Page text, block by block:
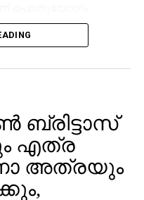
നിയമവിരുദ്ധമായി
ഉദ്യോ​
നിരവധി പേര്‍
രണ്ടുമാസത്തെ
പുതുച്ചേരിയിൽ
ബ്രിട്ടാസ്
എത്ര
അത്രയും